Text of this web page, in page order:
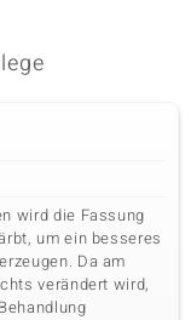
wird die Fassung
um ein besseres
Da am
verändert wird,